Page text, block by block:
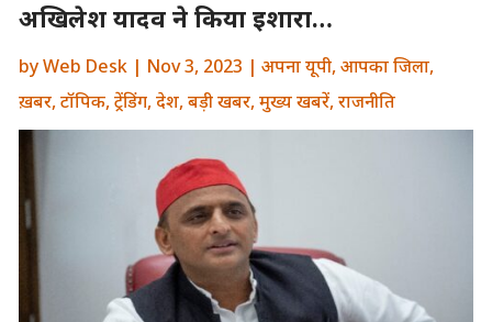
अखिलेश यादव ने किया इशारा…
byWeb Desk| Nov 3, 2023 | अपना यूपी,आपका जिला,
ख़बर,टॉपिक,ट्रेंडिंग,देश,बड़ी खबर,मुख्य खबरें,राजनीति